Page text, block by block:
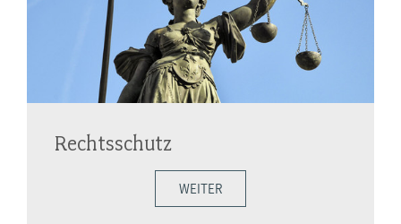
Rechtsschutz
WEITER